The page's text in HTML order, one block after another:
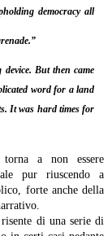
democracy all
But then came
word for a land
It was hard times for
a non essere
pur riuscendo a
forte anche della
di una serie di